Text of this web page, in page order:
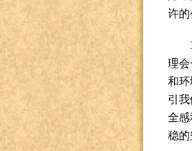
许的
理
和
引
全
稳的